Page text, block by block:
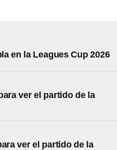
en la Leagues Cup 2026
ver el partido de la
ver el partido de la